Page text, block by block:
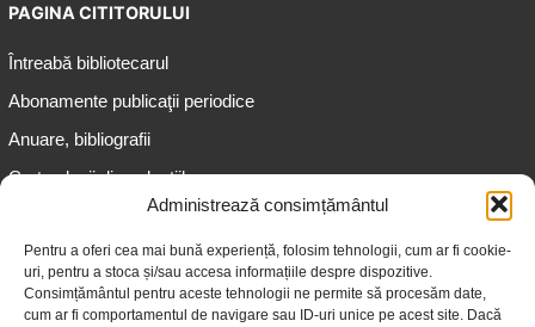
Administrează consimțământul
Pentru a oferi cea mai bună experiență, folosim tehnologii, cum ar fi cookie-
uri, pentru a stoca și/sau accesa informațiile despre dispozitive.
Consimțământul pentru aceste tehnologii ne permite să procesăm date,
cum ar fi comportamentul de navigare sau ID-uri unice pe acest site. Dacă
PAGINA CITITORULUI
Întreabă bibliotecarul
Abonamente publicaţii periodice
Anuare, bibliografii
Cartea lunii din colecțiile
Informații pentru adolescenți
Informații pentru adulți